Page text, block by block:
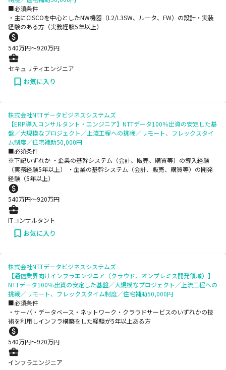
■必須条件
・主にCISCOを中心としたNW機器（L2/L3SW、ルータ、FW）の設計・実装
経験のある方（実務経験5年以上）
540万円〜920万円
セキュリティエンジニア
お気に入り
株式会社NTTデータビジネスシステムズ
【ERP導入コンサルタント・エンジニア】NTTデータ100％出資の安定した基
盤／大規模なプロジェクト／上流工程への挑戦／リモート、フレックスタイ
ム制度／住宅補助50,000円
■必須条件
※下記いずれか ・企業の基幹システム（会計、販売、購買等）の導入経験
（実務経験5年以上） ・企業の基幹システム（会計、販売、購買等）の開発
経験（5年以上）
540万円〜920万円
ITコンサルタント
お気に入り
株式会社NTTデータビジネスシステムズ
【通信業界向けインフラエンジニア（クラウド、オンプレミス開発領域）】
NTTデータ100％出資の安定した基盤／大規模なプロジェクト／上流工程への
挑戦／リモート、フレックスタイム制度／住宅補助50,000円
■必須条件
・サーバ・データベース・ネットワーク・クラウドサービスのいずれかの技
術を利用しインフラ構築をした経験が5年以上ある方
540万円〜920万円
インフラエンジニア